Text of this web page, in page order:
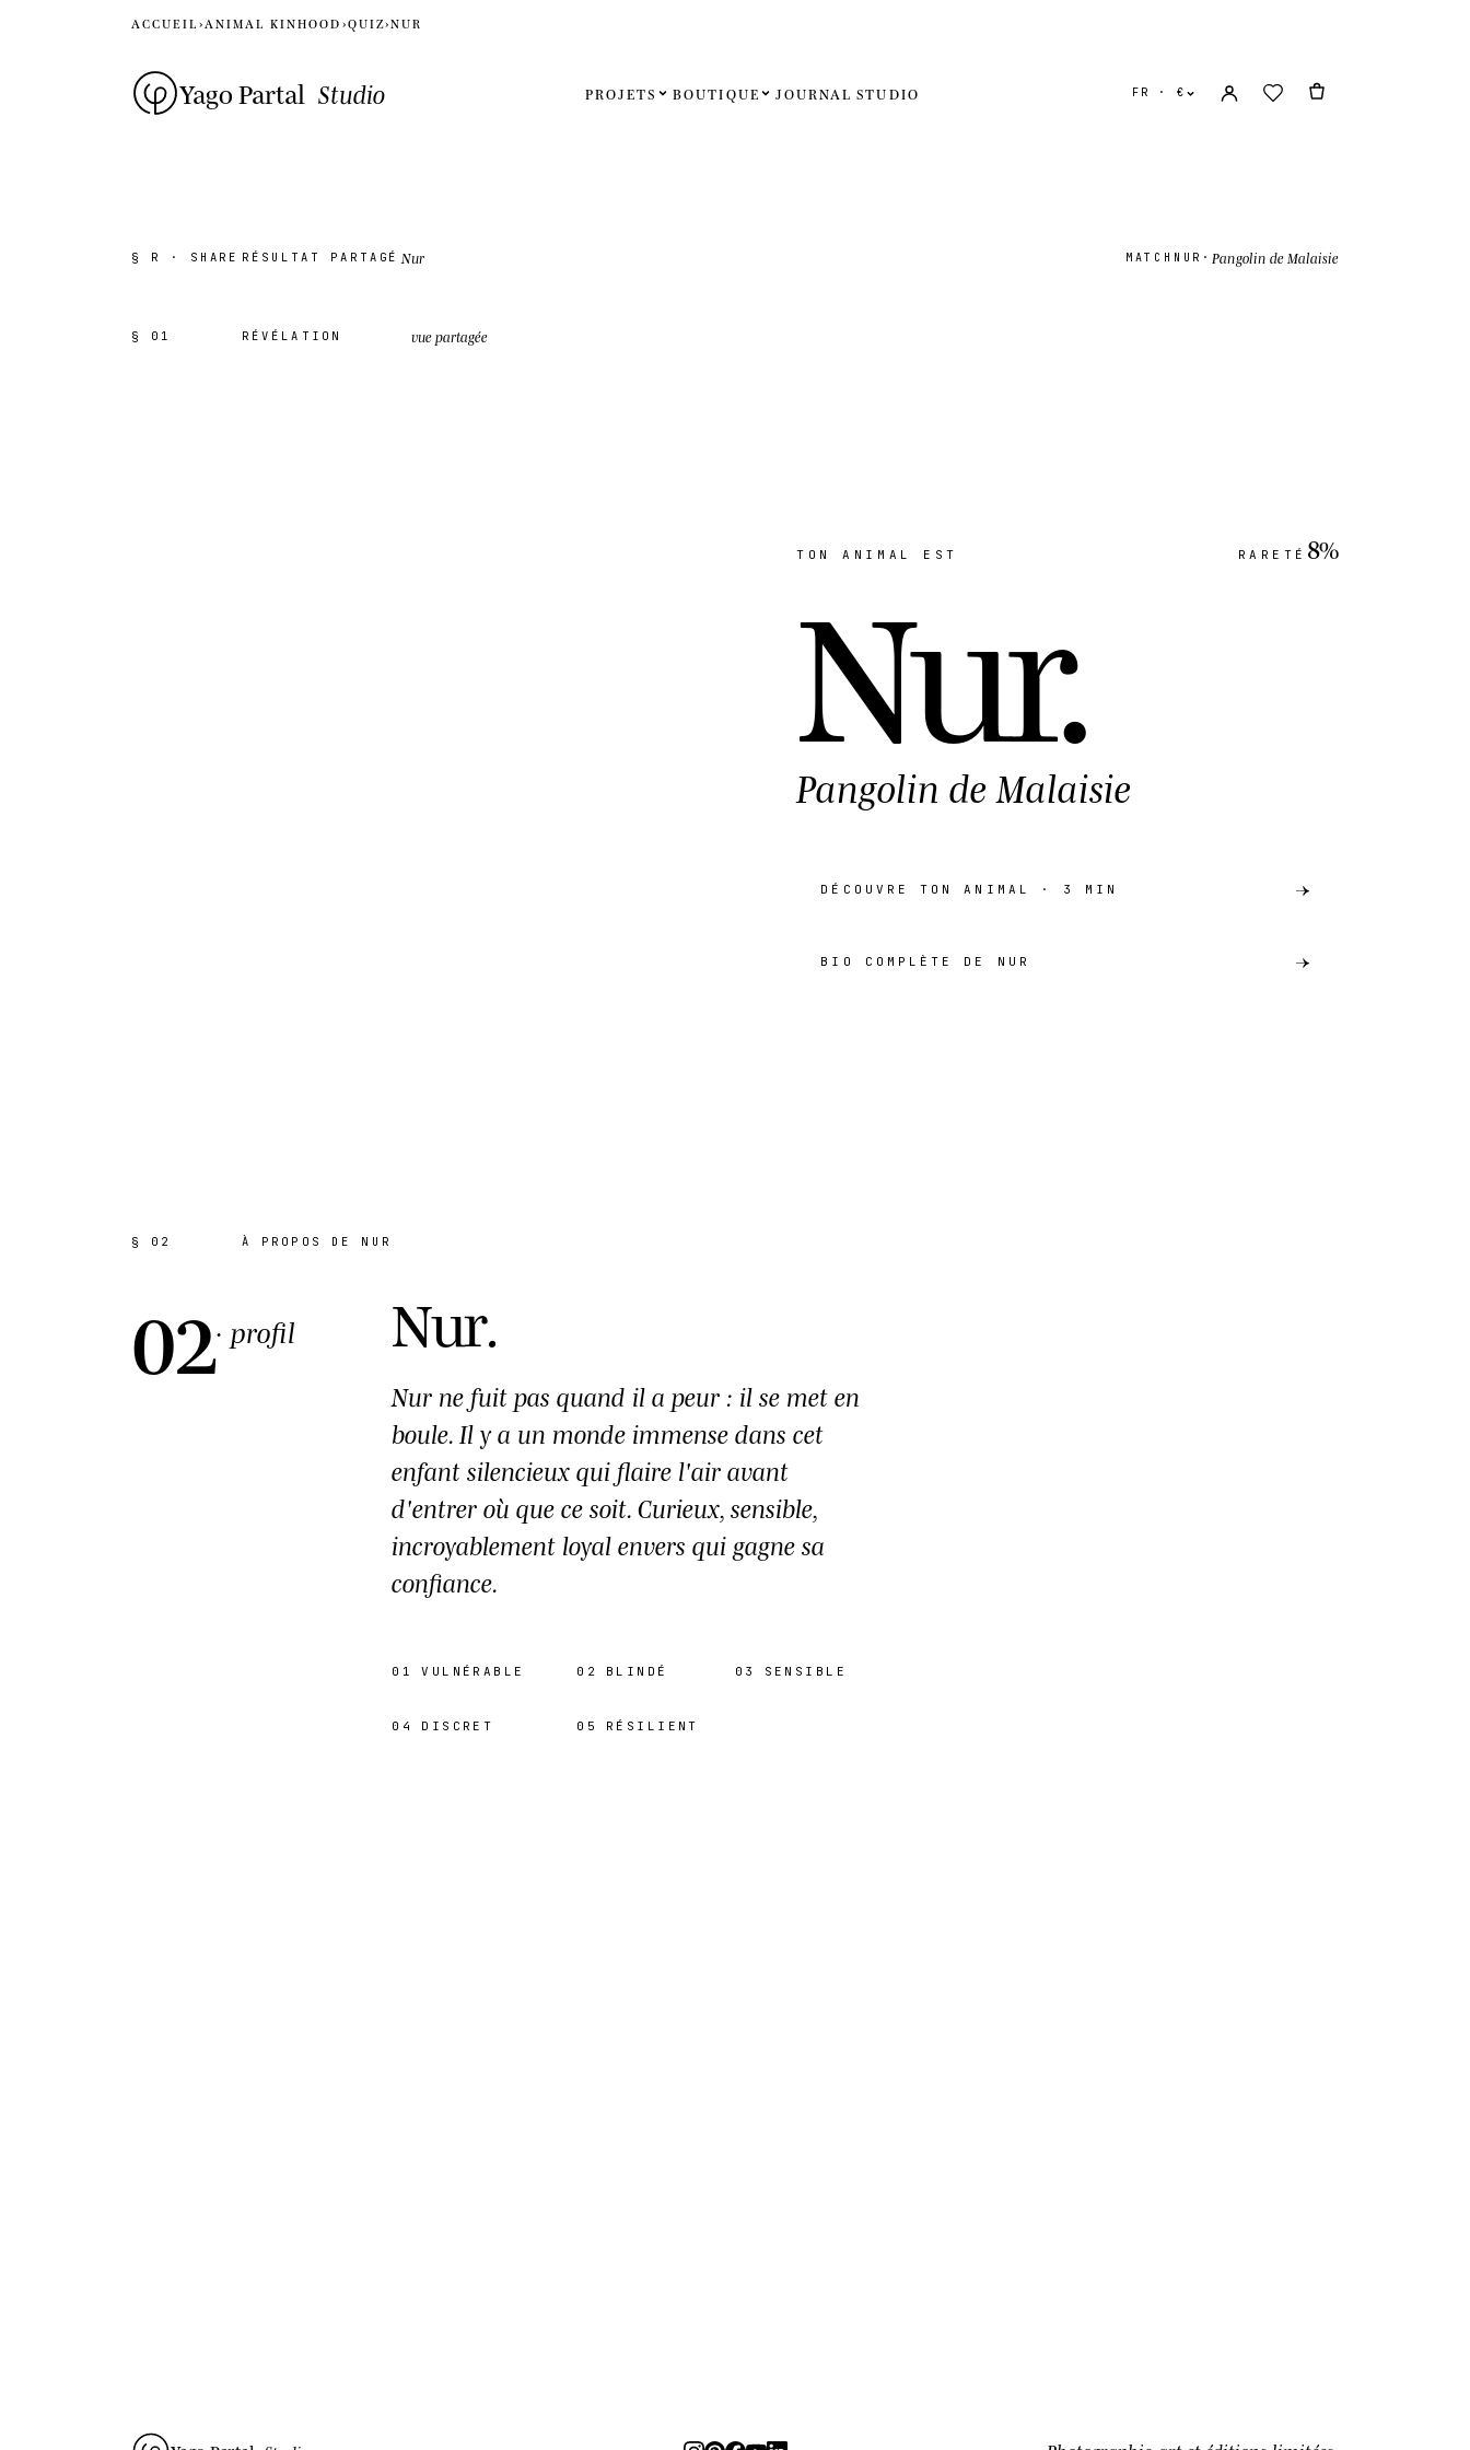
ACCUEIL › ANIMAL KINHOOD ›QUIZ›NUR
Yago Partal Studio PROJETS BOUTIQUE JOURNAL STUDIO FR · €
§ R · SHARE RÉSULTAT PARTAGÉ Nur MATCH NUR · Pangolin de Malaisie
§ 01 RÉVÉLATION vue partagée
TON ANIMAL EST RARETÉ 8%
Nur.
Pangolin de Malaisie
DÉCOUVRE TON ANIMAL · 3 MIN
BIO COMPLÈTE DE NUR
§ 02 À PROPOS DE NUR
02· profil Nur.
Nur ne fuit pas quand il a peur : il se met en
boule. Il y a un monde immense dans cet
enfant silencieux qui flaire l'air avant
d'entrer où que ce soit. Curieux, sensible,
incroyablement loyal envers qui gagne sa
confiance.
01 VULNÉRABLE 02 BLINDÉ 03 SENSIBLE
04 DISCRET 05 RÉSILIENT